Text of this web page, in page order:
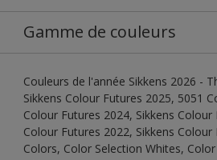
Gamme de couleurs
Couleurs de l'année Sikkens 2026 -
Sikkens Colour Futures 2025, 5051
Colour Futures 2024, Sikkens Colour
Colour Futures 2022, Sikkens
Colors, Color Selection Whites,